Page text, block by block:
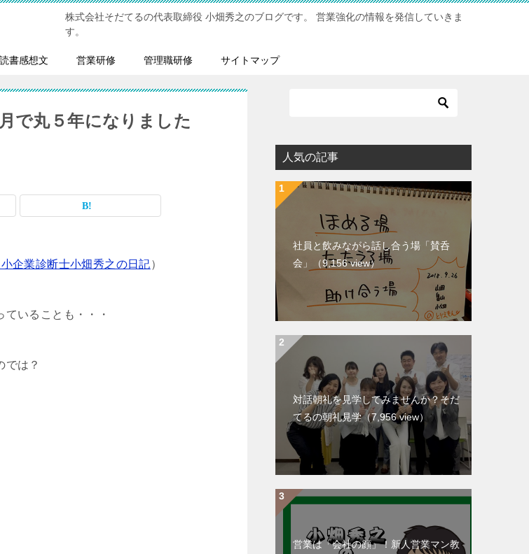
株式会社そだてるの代表取締役 小畑秀之のブログです。 営業強化の情報を発信していきま
す。
読書感想文 営業研修 管理職研修 サイトマップ
で丸５年になりました
企業診断士小畑秀之の日記）
いることも・・・
は？
人気の記事
社員と飲みながら話し合う場「賛呑
会」
（9,156 view）
対話朝礼を見学してみませんか？そだ
てるの朝礼見学（7,956 view）
営業は「会社の顔」！新人営業マン教